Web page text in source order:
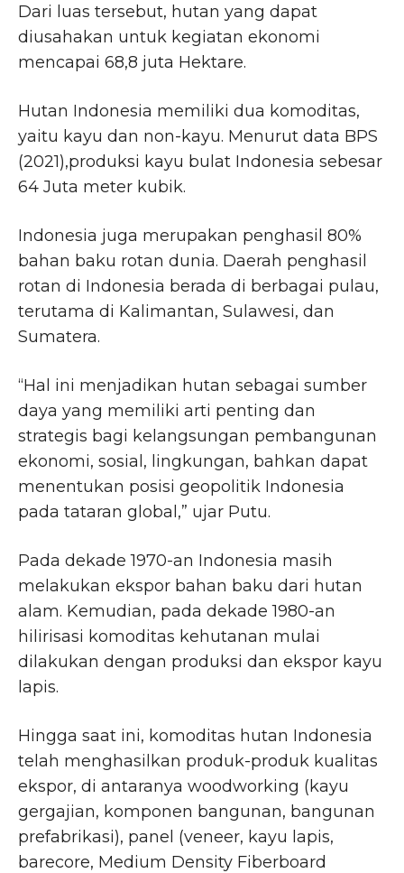
Dari luas tersebut, hutan yang dapat
diusahakan untuk kegiatan ekonomi
mencapai 68,8 juta Hektare.
Hutan Indonesia memiliki dua komoditas,
yaitu kayu dan non-kayu. Menurut data BPS
(2021),produksi kayu bulat Indonesia sebesar
64 Juta meter kubik.
Indonesia juga merupakan penghasil 80%
bahan baku rotan dunia. Daerah penghasil
rotan di Indonesia berada di berbagai pulau,
terutama di Kalimantan, Sulawesi, dan
Sumatera.
“Hal ini menjadikan hutan sebagai sumber
daya yang memiliki arti penting dan
strategis bagi kelangsungan pembangunan
ekonomi, sosial, lingkungan, bahkan dapat
menentukan posisi geopolitik Indonesia
pada tataran global,” ujar Putu.
Pada dekade 1970-an Indonesia masih
melakukan ekspor bahan baku dari hutan
alam. Kemudian, pada dekade 1980-an
hilirisasi komoditas kehutanan mulai
dilakukan dengan produksi dan ekspor kayu
lapis.
Hingga saat ini, komoditas hutan Indonesia
telah menghasilkan produk-produk kualitas
ekspor, di antaranya woodworking (kayu
gergajian, komponen bangunan, bangunan
prefabrikasi), panel (veneer, kayu lapis,
barecore, Medium Density Fiberboard